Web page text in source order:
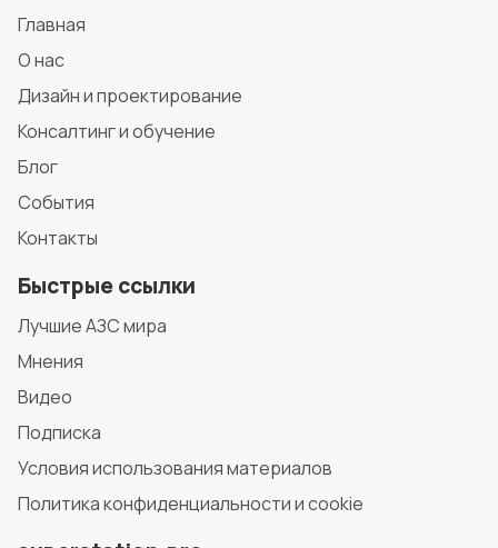
Главная
О нас
Дизайн и проектирование
Консалтинг и обучение
Блог
События
Контакты
Быстрые ссылки
Лучшие АЗС мира
Мнения
Видео
Подписка
Условия использования материалов
Политика конфиденциальности и cookie